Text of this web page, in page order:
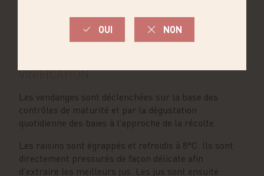
Le climat méditerranéen chaud et sec favorise la
maturation des raisins et leur bon état sanitaire.
VINIFICATION
Les vendanges sont déclenchées sur la base des
contrôles de maturité et par la dégustation
quotidienne des baies à l’approche de la récolte.
Les raisins sont égrappés et refroidis à 8°C. Ils sont
directement pressurés de façon délicate afin
d’extraire les meilleurs jus. Les jus sont ensuite